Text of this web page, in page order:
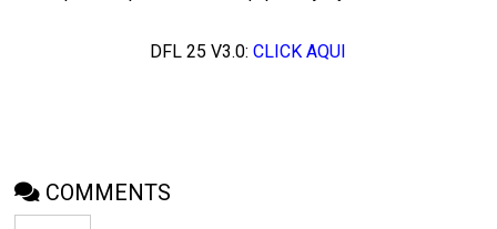
DFL 25 V3.0:CLICK AQUI
COMMENTS